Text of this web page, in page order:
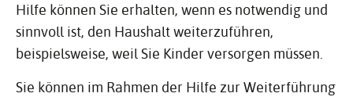
Hilfe können Sie erhalten, wenn es notwendig und
sinnvoll ist, den Haushalt weiterzuführen,
beispielsweise, weil Sie Kinder versorgen müssen.
Sie können im Rahmen der Hilfe zur Weiterführung